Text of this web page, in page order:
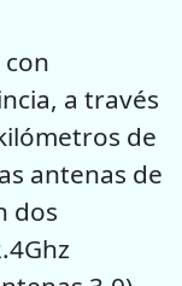
a través
de
antenas de
dos